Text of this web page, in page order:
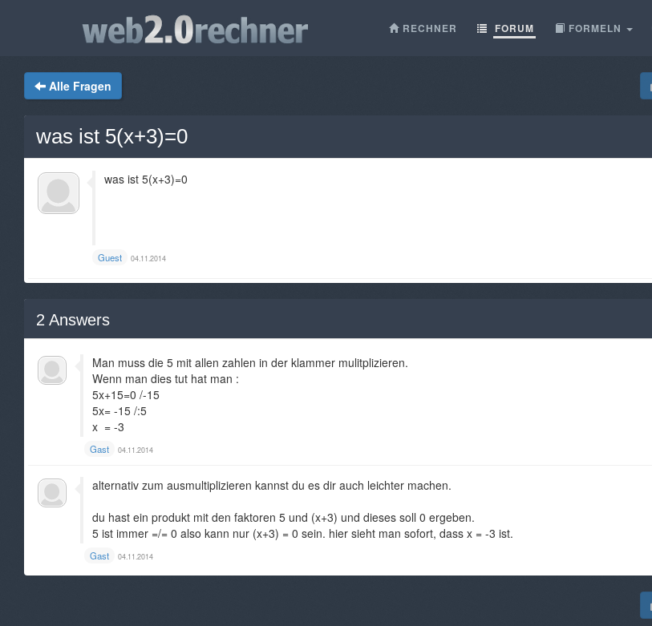
RECHNER FORUM FORMELN
Alle Fragen
was ist 5(x+3)=0
was ist 5(x+3)=0
Guest 04.11.2014
2 Answers
Man muss die 5 mit allen zahlen in der klammer mulitplizieren.
Wenn man dies tut hat man :
5x+15=0 /-15
5x= -15 /:5
x = -3
Gast 04.11.2014
alternativ zum ausmultiplizieren kannst du es dir auch leichter machen.
du hast ein produkt mit den faktoren 5 und (x+3) und dieses soll 0 ergeben.
5 ist immer =/= 0 also kann nur (x+3) = 0 sein. hier sieht man sofort, dass x = -3 ist.
Gast 04.11.2014